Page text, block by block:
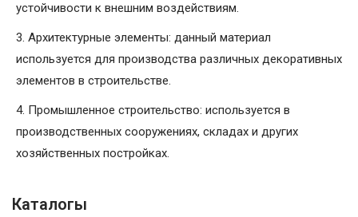
устойчивости к внешним воздействиям.
3. Архитектурные элементы: данный материал
используется для производства различных декоративных
элементов в строительстве.
4. Промышленное строительство: используется в
производственных сооружениях, складах и других
хозяйственных постройках.
Каталогы